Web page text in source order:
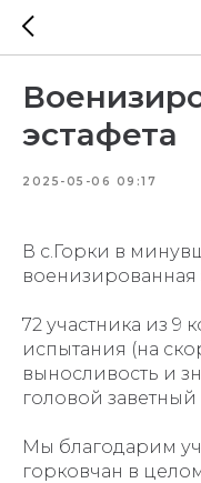
эстафета
2025-05-06 09:17
В с.Горки в
военизированная
72 участника из 9
испытания (на
выносливость и
головой заветный
Мы благодарим
горковчан в